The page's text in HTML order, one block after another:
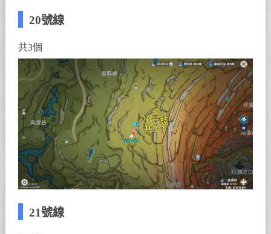
20號線
共3個
21號線